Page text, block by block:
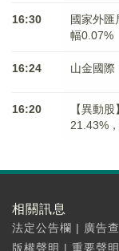
16:30
國家外
幅0.07%
16:24 山金國際
16:20
【異動
21.43%
相關訊息
法定公告欄 | 廣告
版權聲明 | 重要聲明